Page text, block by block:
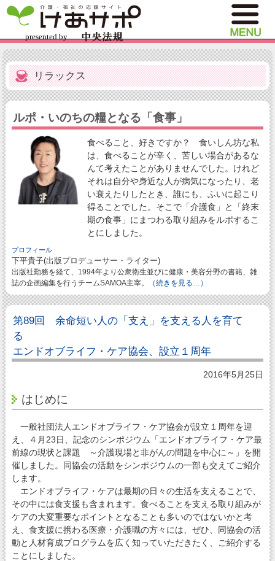
リラックス
ルポ・いのちの糧となる「食事」
食べること、好きですか？ 食いしん坊な私
は、食べることが辛く、苦しい場合があるな
んて考えたことがありませんでした。けれど
それは自分や身近な人が病気になったり、老
い衰えたりしたとき、誰にも、ふいに起こり
得ることでした。そこで「介護食」と「終末
期の食事」にまつわる取り組みをルポするこ
とにしました。
プロフィール
下平貴子(出版プロデューサー・ライター)
出版社勤務を経て、1994年より公衆衛生並びに健康・美容分野の書籍、雑
誌の企画編集を行うチームSAMOA主宰。
（続きを見る…）
第89回 余命短い人の「支え」を支える人を育て
る
エンドオブライフ・ケア協会、設立１周年
2016年5月25日
はじめに
一般社団法人エンドオブライフ・ケア協会が設立１周年を迎
え、４月23日、記念のシンポジウム「エンドオブライフ・ケア最
前線の現状と課題 ～介護現場と非がんの問題を中心に～」を開
催しました。同協会の活動をシンポジウムの一部も交えてご紹介
します。
エンドオブライフ・ケアは最期の日々の生活を支えることで、
その中には食支援も含まれます。食べることを支える取り組みが
ケアの大変重要なポイントとなることも多いのではないかと考
え、食支援に携わる医療・介護職の方々には、ぜひ、同協会の活
動と人材育成プログラムを広く知っていただきたく、ご紹介する
ことにしました。